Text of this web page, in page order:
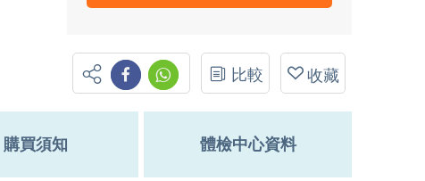
比較 收藏
購買須知 體檢中心資料